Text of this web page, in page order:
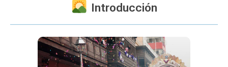
Introducción